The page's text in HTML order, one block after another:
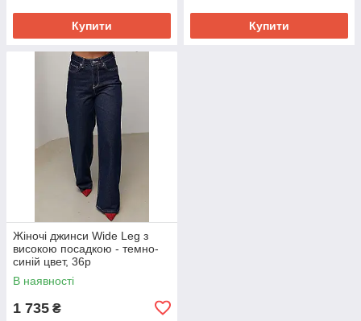
Купити Купити
Жіночі джинси Wide Leg з
високою посадкою - темно-
синій цвет, 36р
В наявності
1 735 ₴